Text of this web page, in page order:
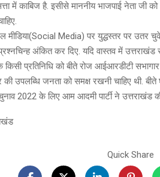
में काबिज है. इसीसे माननीय भाजपाई नेता जी
मीडिया(Social Media) पर युद्धस्तर पर उतर
अंकित कर दिए. यदि वास्तव में उत्तराखंड
प्रतिनिधि को बीते रोज आईआरडीटी सभागार
उपलब्धि जनता को समक्ष रखनी चाहिए थी.
2022 के लिए आम आदमी पार्टी ने उत्तराखंड
Quick Share